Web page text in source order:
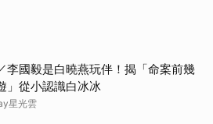
李國毅是白曉燕玩伴！揭「命案前幾
」從小認識白冰冰
星光雲